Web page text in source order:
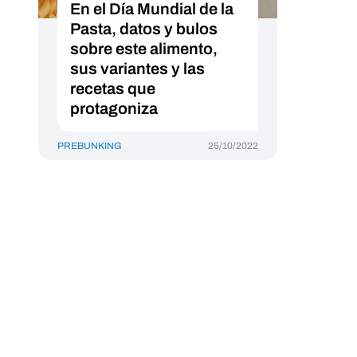
En el Día Mundial de la
Pasta, datos y bulos
sobre este alimento,
sus variantes y las
recetas que
protagoniza
PREBUNKING 25/10/2022